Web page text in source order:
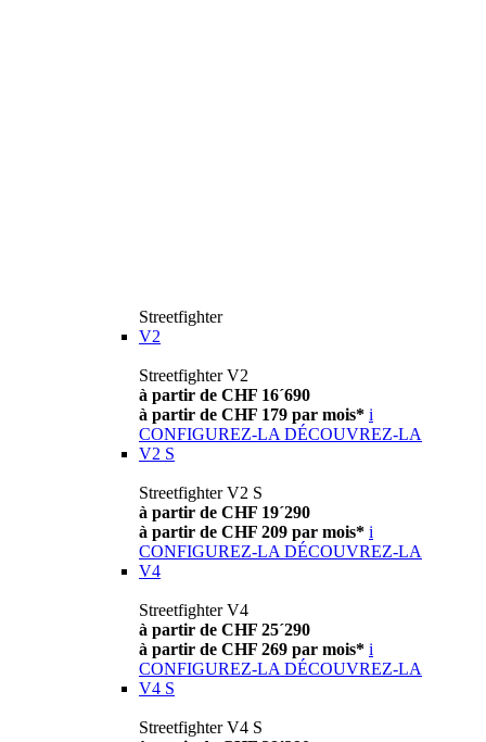
Streetfighter
V2
Streetfighter V2
à partir de CHF 16´690
à partir de CHF 179 par mois* i
CONFIGUREZ-LA DÉCOUVREZ-LA
V2 S
Streetfighter V2 S
à partir de CHF 19´290
à partir de CHF 209 par mois* i
CONFIGUREZ-LA DÉCOUVREZ-LA
V4
Streetfighter V4
à partir de CHF 25´290
à partir de CHF 269 par mois* i
CONFIGUREZ-LA DÉCOUVREZ-LA
V4 S
Streetfighter V4 S